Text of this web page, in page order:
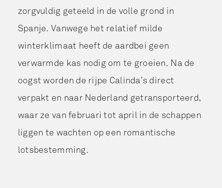
zorgvuldig geteeld in de volle grond in
Spanje. Vanwege het relatief milde
winterklimaat heeft de aardbei geen
verwarmde kas nodig om te groeien. Na de
oogst worden de rijpe Calinda’s direct
verpakt en naar Nederland getransporteerd,
waar ze van februari tot april in de schappen
liggen te wachten op een romantische
lotsbestemming.